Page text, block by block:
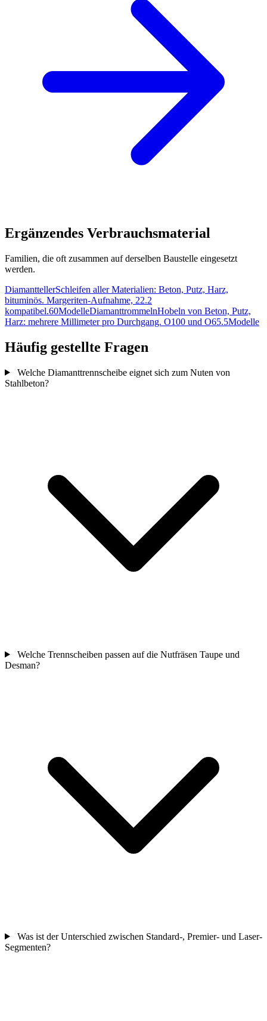
Ergänzendes Verbrauchsmaterial
Familien, die oft zusammen auf derselben Baustelle eingesetzt
werden.
DiamanttellerSchleifen aller Materialien: Beton, Putz, Harz,
bituminös. Margeriten-Aufnahme, 22.2
kompatibel.60ModelleDiamanttrommelnHobeln von Beton, Putz,
Harz: mehrere Millimeter pro Durchgang. O100 und O65.5Modelle
Häufig gestellte Fragen
Welche Diamanttrennscheibe eignet sich zum Nuten von
Stahlbeton?
Welche Trennscheiben passen auf die Nutfräsen Taupe und
Desman?
Was ist der Unterschied zwischen Standard-, Premier- und Laser-
Segmenten?